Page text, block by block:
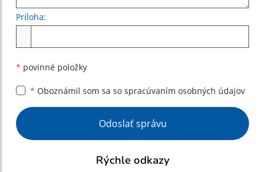
Príloha:
* povinné položky
* Oboznámil som sa so spracúvaním osobných údajov
Google reCaptcha Response
Odoslať správu
Rýchle odkazy